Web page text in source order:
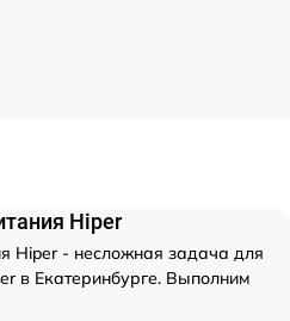
Hiper
Hiper - несложная задача для
в Екатеринбурге. Выполним